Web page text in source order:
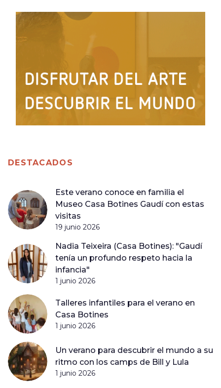
DESTACADOS
Este verano conoce en familia el
Museo Casa Botines Gaudí con estas
visitas
19 junio 2026
Nadia Teixeira (Casa Botines): "Gaudí
tenía un profundo respeto hacia la
infancia"
1 junio 2026
Talleres infantiles para el verano en
Casa Botines
1 junio 2026
Un verano para descubrir el mundo a su
ritmo con los camps de Bill y Lula
1 junio 2026